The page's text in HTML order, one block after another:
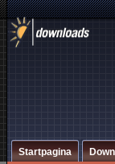
Startpagina